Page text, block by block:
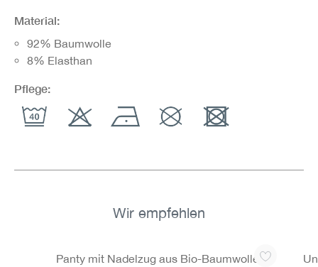
Material:
92% Baumwolle
8% Elasthan
Pflege:
Wir empfehlen
Panty mit Nadelzug aus Bio-Baumwolle,